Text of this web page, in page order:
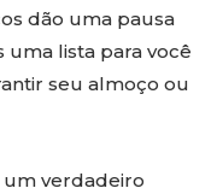
dão uma pausa
lista para você
seu almoço ou
um verdadeiro